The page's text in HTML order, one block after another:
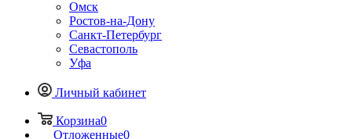
Омск
Ростов-на-Дону
Санкт-Петербург
Севастополь
Уфа
Личный кабинет
Корзина0
Отложенные0